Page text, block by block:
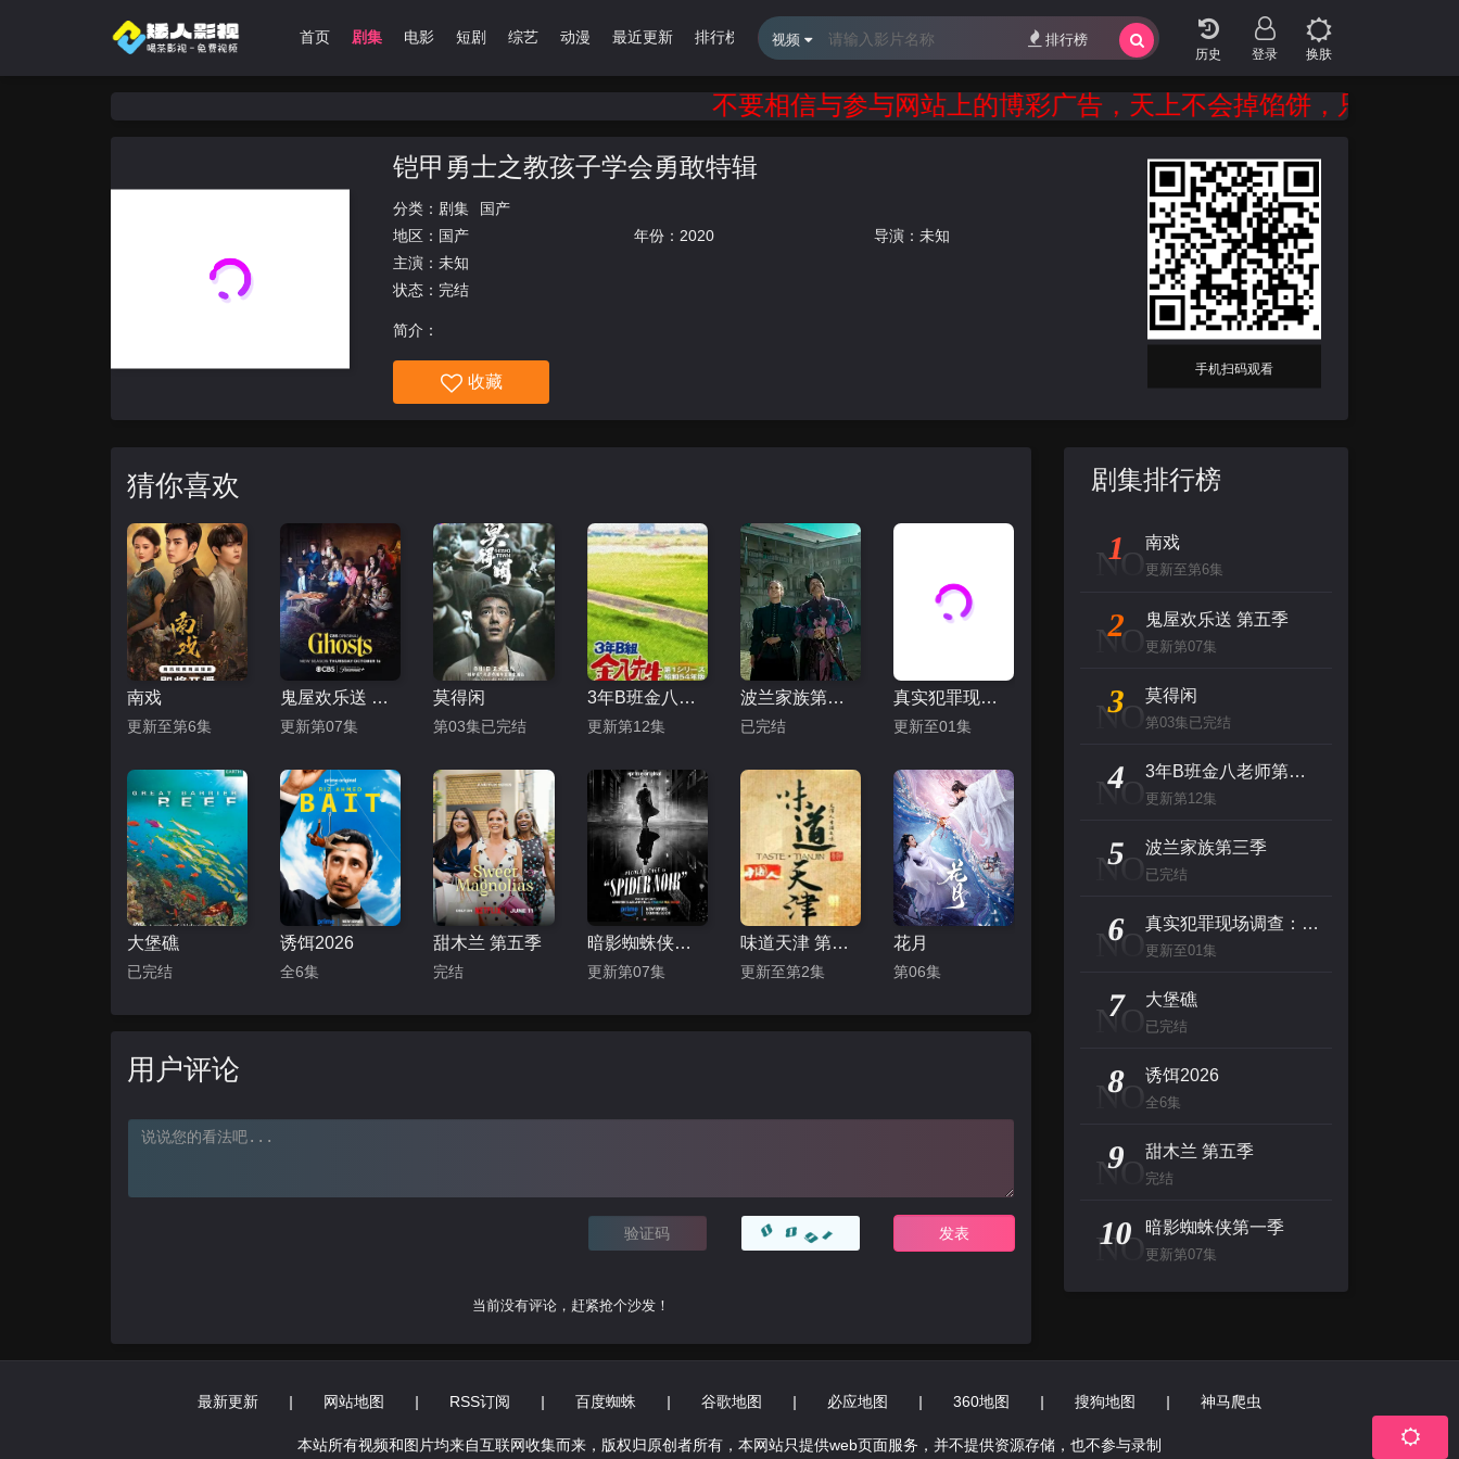
首页 剧集 电影 短剧 综艺 动漫 最近更新 排行榜 留言报错
登录 换肤
视频 排行榜
不要相信与参与网站上的博彩广告，天上不会掉馅饼，只会掉陷
铠甲勇士之教孩子学会勇敢特辑
分类： 剧集
国产
地区： 国产 年份： 2020
导演：未知
主演：未知
状态：完结
简介：
收藏
手机扫码观看
猜你喜欢
南戏
更新至第6集
鬼屋欢乐送 第五季
更新第07集
莫得闲
第03集已完结
3年B班金八老师第三季
更新第12集
波兰家族第三季
已完结
真实犯罪现场调查：迈阿密
更新至01集
大堡礁
已完结
诱饵2026
全6集
甜木兰 第五季
完结
暗影蜘蛛侠第一季
更新第07集
味道天津 第一季
更新至第2集
花月
第06集
用户评论
当前没有评论，赶紧抢个沙发！
剧集排行榜
NO
1 南戏
更新至第6集
NO
2 鬼屋欢乐送 第五季
更新第07集
NO
3 莫得闲
第03集已完结
NO
4 3年B班金八老师第三季
更新第12集
NO
5 波兰家族第三季
已完结
NO
6 真实犯罪现场调查：迈阿密
更新至01集
NO
7 大堡礁
已完结
NO
8 诱饵2026
全6集
NO
9 甜木兰 第五季
完结
NO
10 暗影蜘蛛侠第一季
更新第07集
最新更新 | 网站地图 | RSS订阅 | 百度蜘蛛 | 谷歌地图 | 必应地图 | 360地图 | 搜狗地图 | 神马爬虫
本站所有视频和图片均来自互联网收集而来，版权归原创者所有，本网站只提供web页面服务，并不提供资源存储，也不参与录制